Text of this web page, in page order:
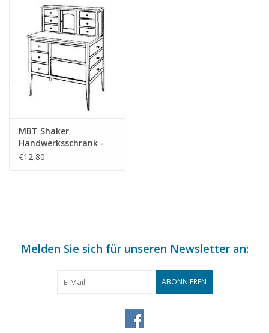
MBT Shaker
Handwerksschrank -
Bauzeichnung
€12,80
Melden Sie sich für unseren Newsletter an:
ABONNIEREN